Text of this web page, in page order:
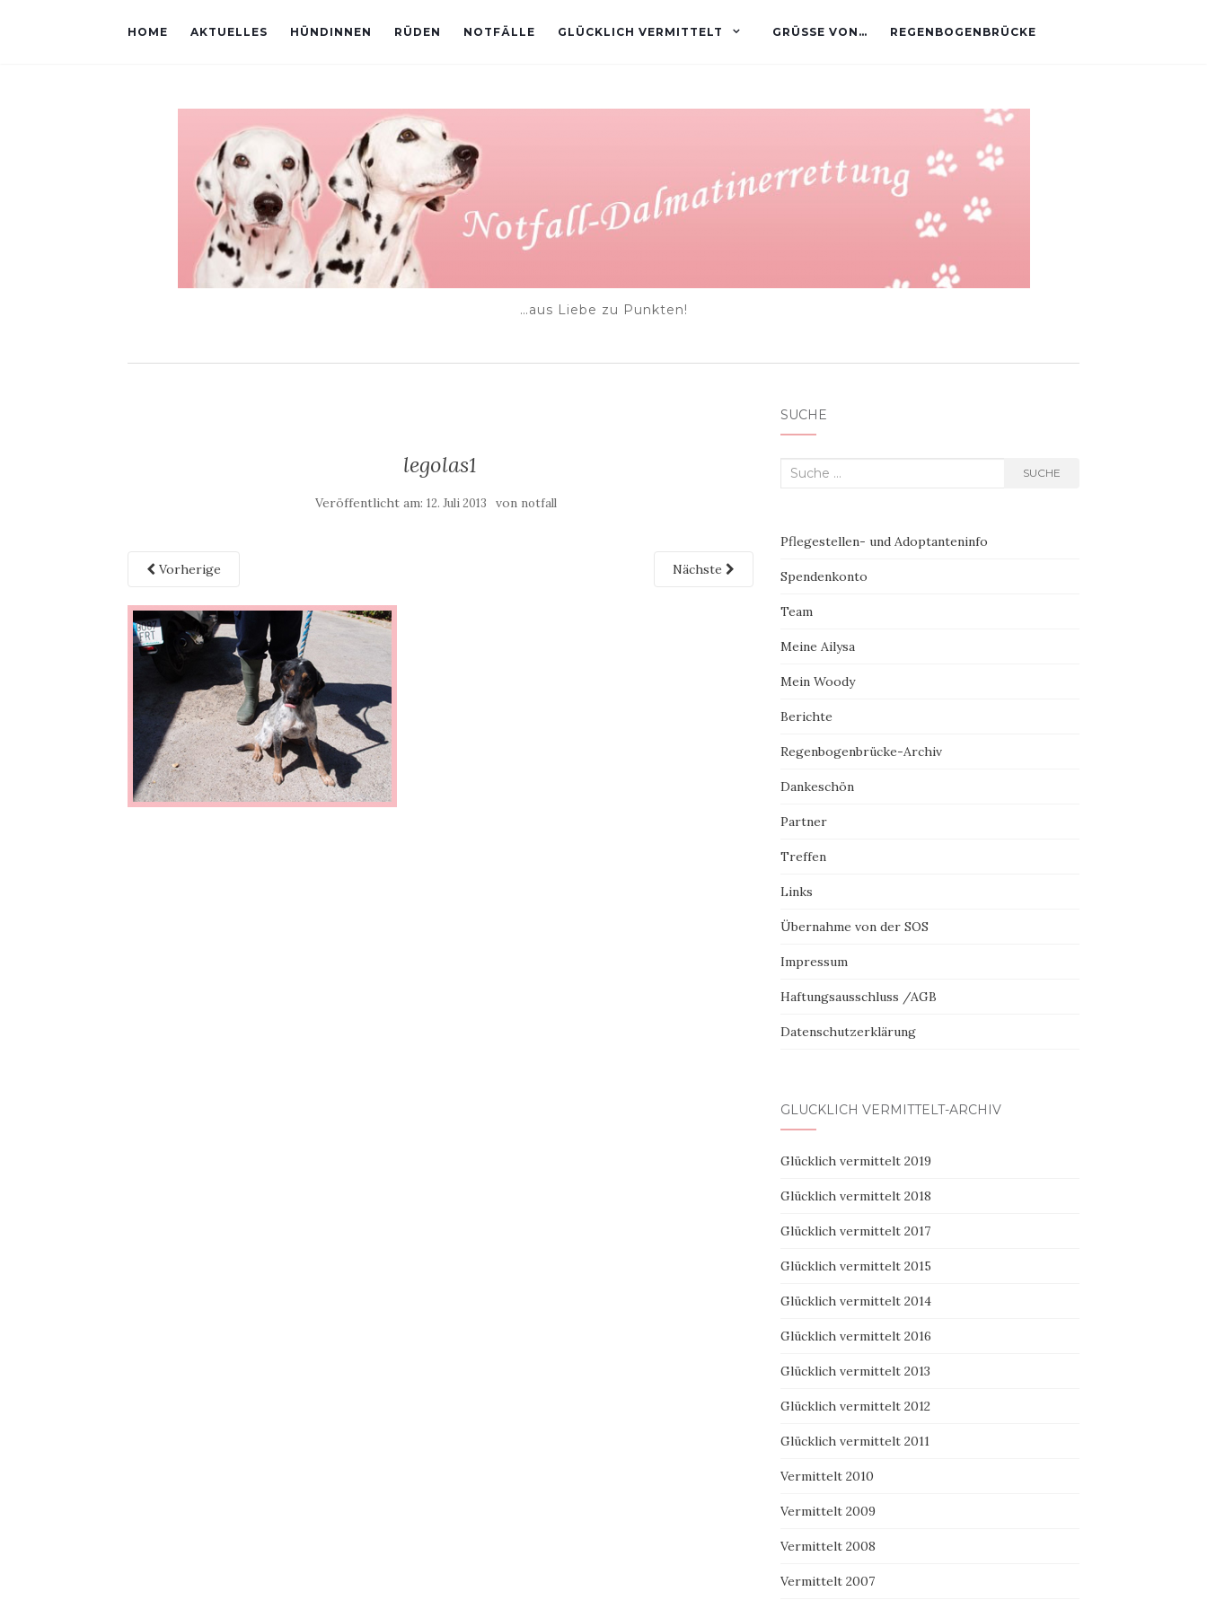
HOME AKTUELLES HÜNDINNEN RÜDEN NOTFÄLLE GLÜCKLICH VERMITTELT GRÜSSE VON… REGENBOGENBRÜCKE
…aus Liebe zu Punkten!
legolas1
Veröffentlicht am: 12. Juli 2013 von notfall
Vorherige Nächste
SUCHE
Suche nach: SUCHE
Pflegestellen- und Adoptanteninfo
Spendenkonto
Team
Meine Ailysa
Mein Woody
Berichte
Regenbogenbrücke-Archiv
Dankeschön
Partner
Treffen
Links
Übernahme von der SOS
Impressum
Haftungsausschluss /AGB
Datenschutzerklärung
GLÜCKLICH VERMITTELT-ARCHIV
Glücklich vermittelt 2019
Glücklich vermittelt 2018
Glücklich vermittelt 2017
Glücklich vermittelt 2015
Glücklich vermittelt 2014
Glücklich vermittelt 2016
Glücklich vermittelt 2013
Glücklich vermittelt 2012
Glücklich vermittelt 2011
Vermittelt 2010
Vermittelt 2009
Vermittelt 2008
Vermittelt 2007